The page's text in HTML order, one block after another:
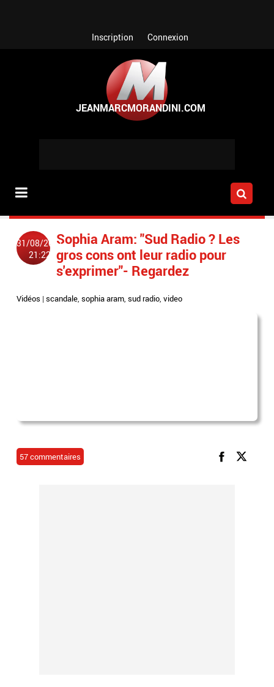
Inscription Connexion
31/08/2011
21:22
Sophia Aram: "Sud Radio ? Les
gros cons ont leur radio pour
s'exprimer"- Regardez
Vidéos |scandale,sophia aram,sud radio,video
57 commentaires